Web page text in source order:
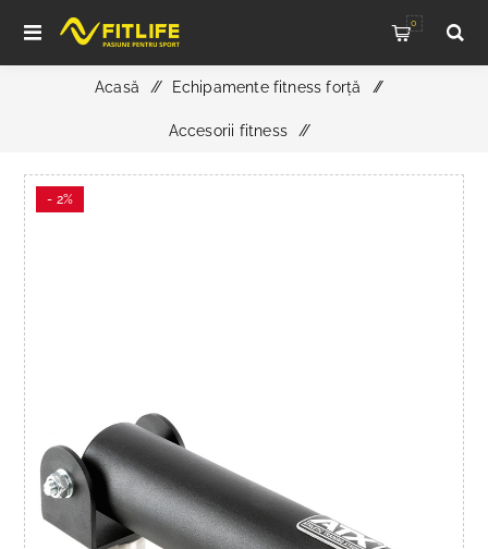
0
Acasă / Echipamente fitness forță /
Accesorii fitness /
ATX Barbell Hinge steckbar Core Trainer Landmine Post
- 2%